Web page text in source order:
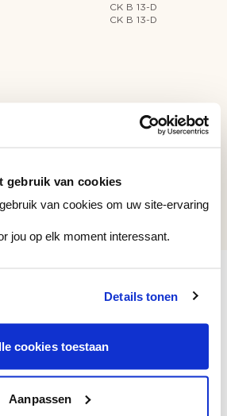
gebruik van cookies
van cookies om uw site-ervaring
jou op elk moment interessant.
Details tonen
cookies toestaan
Aanpassen
CK B 13-D
CK B 13-D
échantillons de votre
couleurs.
assorties pour affiner